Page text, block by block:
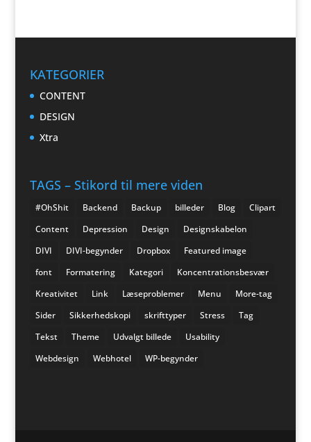
KATEGORIER
CONTENT
DESIGN
Xtra
TAGS – Stikord til mere viden
#OhShit Backend Backup billeder Blog
Clipart
Content
Depression Design
Designskabelon
DIVI
DIVI-begynder Dropbox
Featured image
font
Formatering Kategori
Koncentrationsbesvær
Kreativitet
Link Læseproblemer Menu
More-tag
Sider
Sikkerhedskopi skrifttyper Stress
Tag
Tekst
Theme Udvalgt billede
Usability
Webdesign
Webhotel WP-begynder